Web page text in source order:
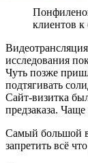
клиентов к
исследования
Чуть позже
подтягивать
Сайт-визитка
предзаказа.
Самый большой
запретить всё